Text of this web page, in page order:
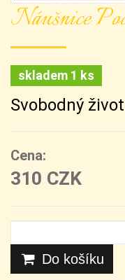
Náušnice
skladem 1 ks
Svobodný
Cena:
310 CZK
Do košíku